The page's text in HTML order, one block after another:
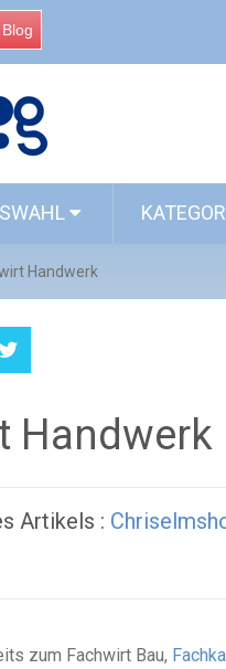
Handwerk
Handwerk
Artikels :
zum Fachwirt Bau,